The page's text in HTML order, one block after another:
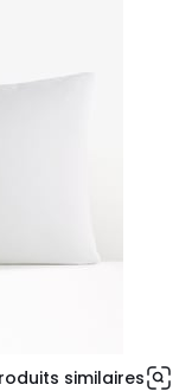
similaires